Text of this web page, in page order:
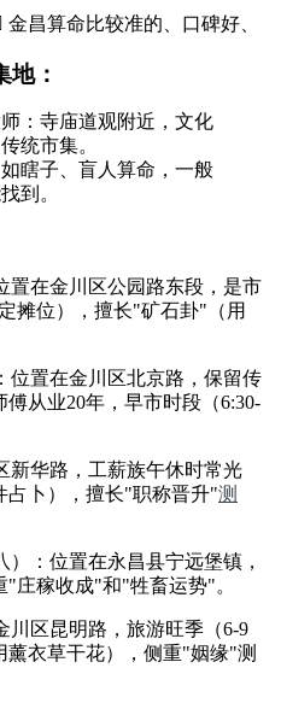
金昌算命比较准的、口碑好、
：
：寺庙道观附近，文化
统市集。
瞎子、盲人算命，一般
到。
置在金川区公园路东段，是市
摊位），擅长"矿石卦"（用
位置在金川区北京路，保留传
从业20年，早市时段（6:30-
新华路，工薪族午休时常光
占卜），擅长"职称晋升"测
：位置在永昌县宁远堡镇，
庄稼收成"和"牲畜运势"。
川区昆明路，旅游旺季（6-9
衣草干花），侧重"姻缘"测